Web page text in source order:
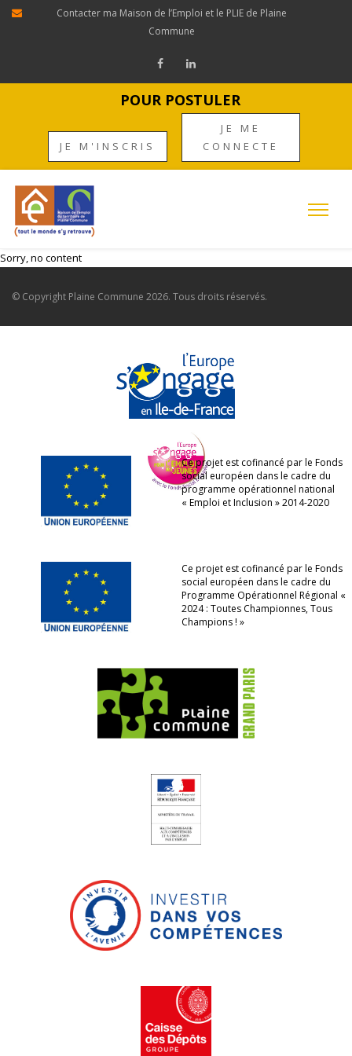
Contacter ma Maison de l’Emploi et le PLIE de Plaine
Commune
POUR POSTULER
JE M'INSCRIS
JE ME
CONNECTE
Sorry, no content
© Copyright Plaine Commune 2026. Tous droits réservés.
Ce projet est cofinancé par le Fonds
social européen dans le cadre du
programme opérationnel national
« Emploi et Inclusion » 2014-2020
Ce projet est cofinancé par le Fonds
social européen dans le cadre du
Programme Opérationnel Régional «
2024 : Toutes Championnes, Tous
Champions ! »